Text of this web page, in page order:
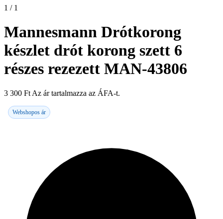
1 / 1
Mannesmann Drótkorong
készlet drót korong szett 6
részes rezezett MAN-43806
3 300 Ft Az ár tartalmazza az ÁFA-t.
Webshopos ár